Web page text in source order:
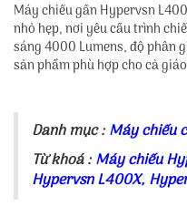
Máy chiếu gần Hypervsn
nhỏ hẹp, nơi yêu cầu trình
sáng 4000 Lumens, độ phân
sản phẩm phù hợp cho cả
Danh mục :Máy chiếu
Từ khoá :Máy chiếu
Hypervsn L400X,